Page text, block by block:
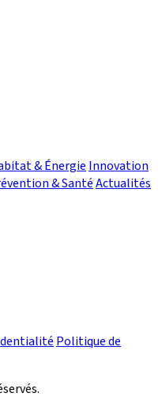
& Énergie Innovation
& SantéActualités
Politique de